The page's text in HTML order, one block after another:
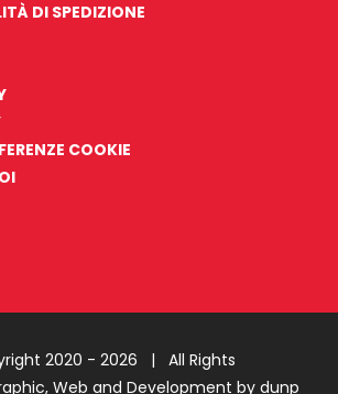
DI SPEDIZIONE
COOKIE
2020 - 2026 | All Rights
Web and Development by dunp